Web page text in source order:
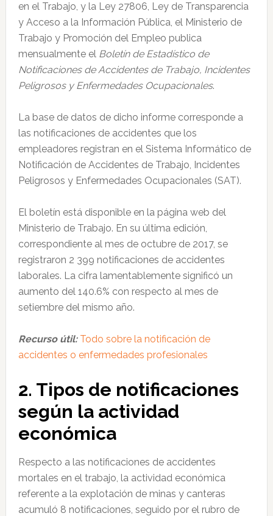
en el Trabajo, y la Ley 27806, Ley de Transparencia
y Acceso a la Información Pública, el Ministerio de
Trabajo y Promoción del Empleo publica
mensualmente el Boletín de Estadístico de
Notificaciones de Accidentes de Trabajo, Incidentes
Peligrosos y Enfermedades Ocupacionales.
La base de datos de dicho informe corresponde a
las notificaciones de accidentes que los
empleadores registran en el Sistema Informático de
Notificación de Accidentes de Trabajo, Incidentes
Peligrosos y Enfermedades Ocupacionales (SAT).
El boletín está disponible en la página web del
Ministerio de Trabajo. En su última edición,
correspondiente al mes de octubre de 2017, se
registraron 2 399 notificaciones de accidentes
laborales. La cifra lamentablemente significó un
aumento del 140.6% con respecto al mes de
setiembre del mismo año.
Recurso útil: Todo sobre la notificación de
accidentes o enfermedades profesionales
2. Tipos de notificaciones
según la actividad
económica
Respecto a las notificaciones de accidentes
mortales en el trabajo, la actividad económica
referente a la explotación de minas y canteras
acumuló 8 notificaciones, seguido por el rubro de